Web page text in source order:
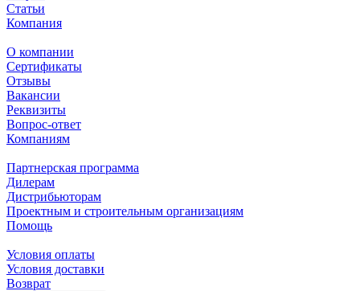
Статьи
Компания
О компании
Сертификаты
Отзывы
Вакансии
Реквизиты
Вопрос-ответ
Компаниям
Партнерская программа
Дилерам
Дистрибьюторам
Проектным и строительным организациям
Помощь
Условия оплаты
Условия доставки
Возврат